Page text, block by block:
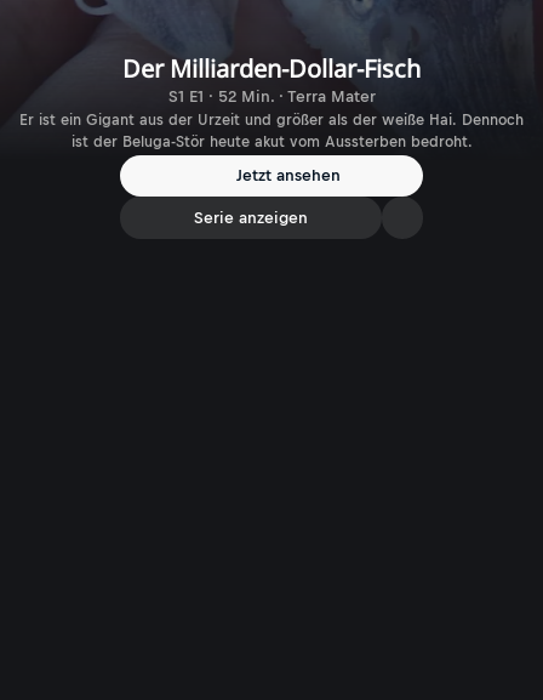
Der Milliarden-Dollar-Fisch
S1 E1 · 52 Min. · Terra Mater
Er ist ein Gigant aus der Urzeit und größer als der weiße Hai. Dennoch
ist der Beluga-Stör heute akut vom Aussterben bedroht.
Jetzt ansehen
Serie anzeigen